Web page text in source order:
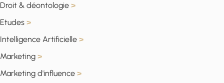
Droit & déontologie >
Etudes >
Intelligence Artificielle >
Marketing >
Marketing d'influence >